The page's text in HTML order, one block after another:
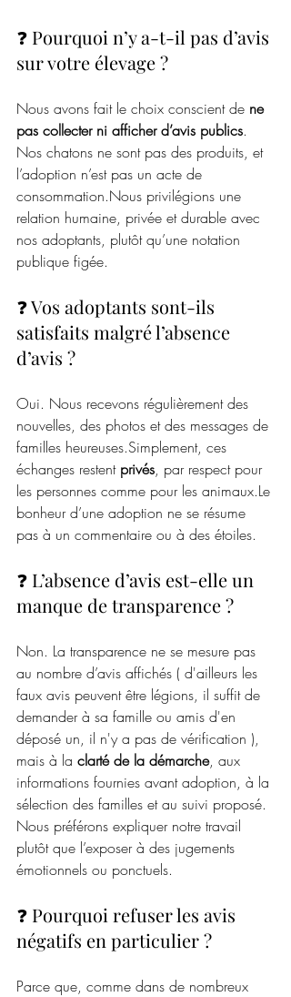
❓ Pourquoi n’y a-t-il pas d’avis
sur votre élevage ?
Nous avons fait le choix conscient de ne
pas collecter ni afficher d’avis publics.
Nos chatons ne sont pas des produits, et
l’adoption n’est pas un acte de
consommation.Nous privilégions une
relation humaine, privée et durable avec
nos adoptants, plutôt qu’une notation
publique figée.
❓ Vos adoptants sont-ils
satisfaits malgré l’absence
d’avis ?
Oui. Nous recevons régulièrement des
nouvelles, des photos et des messages de
familles heureuses.Simplement, ces
échanges restent privés, par respect pour
les personnes comme pour les animaux.Le
bonheur d’une adoption ne se résume
pas à un commentaire ou à des étoiles.
❓ L’absence d’avis est-elle un
manque de transparence ?
Non. La transparence ne se mesure pas
au nombre d’avis affichés ( d'ailleurs les
faux avis peuvent être légions, il suffit de
demander à sa famille ou amis d'en
déposé un, il n'y a pas de vérification ),
mais à la clarté de la démarche, aux
informations fournies avant adoption, à la
sélection des familles et au suivi proposé.
Nous préférons expliquer notre travail
plutôt que l’exposer à des jugements
émotionnels ou ponctuels.
❓ Pourquoi refuser les avis
négatifs en particulier ?
Parce que, comme dans de nombreux